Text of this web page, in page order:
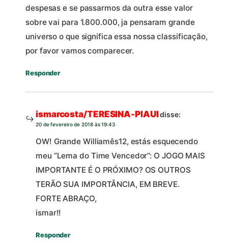
despesas e se passarmos da outra esse valor
sobre vai para 1.800.000, ja pensaram grande
universo o que significa essa nossa classificação,
por favor vamos comparecer.
Responder
ismarcosta/TERESINA-PIAUIdisse:
20 de fevereiro de 2018 às 19:43
OW! Grande Williamês12, estás esquecendo
meu “Lema do Time Vencedor”: O JOGO MAIS
IMPORTANTE É O PRÓXIMO? OS OUTROS
TERÃO SUA IMPORTÂNCIA, EM BREVE.
FORTE ABRAÇO,
ismar!!
Responder